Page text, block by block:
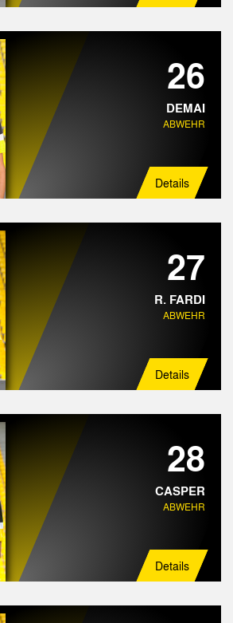
26
DEMAI
ABWEHR
Details
27
R. FARDI
ABWEHR
Details
28
CASPER
ABWEHR
Details